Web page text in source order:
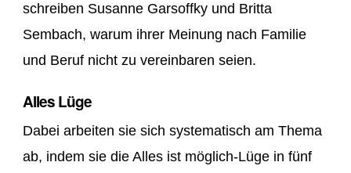
schreiben Susanne Garsoffky und Britta
Sembach, warum ihrer Meinung nach Familie
und Beruf nicht zu vereinbaren seien.
Alles Lüge
Dabei arbeiten sie sich systematisch am Thema
ab, indem sie die Alles ist möglich-Lüge in fünf